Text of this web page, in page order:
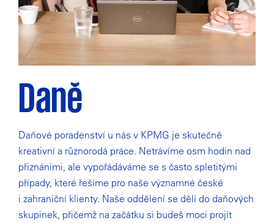
Daně
Daňové poradenství u nás v KPMG je skutečně
kreativní a různorodá práce. Netrávíme osm hodin nad
přiznáními, ale vypořádáváme se s často spletitými
případy, které řešíme pro naše významné české
i zahraniční klienty. Naše oddělení se dělí do daňových
skupinek, přičemž na začátku si budeš moci projít